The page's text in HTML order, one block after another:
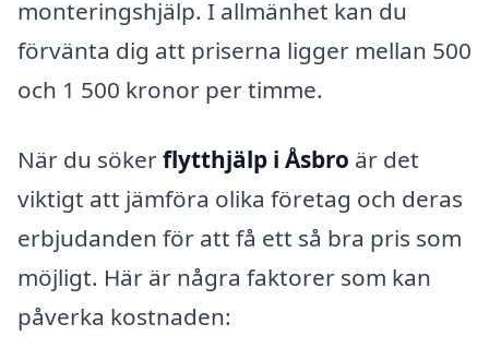
monteringshjälp. I allmänhet kan du
förvänta dig att priserna ligger mellan 500
och 1 500 kronor per timme.
När du sökerflytthjälp i Åsbro är det
viktigt att jämföra olika företag och deras
erbjudanden för att få ett så bra pris som
möjligt. Här är några faktorer som kan
påverka kostnaden: